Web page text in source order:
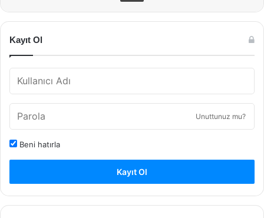
Kayıt Ol
Unuttunuz mu?
Beni hatırla
Kayıt Ol